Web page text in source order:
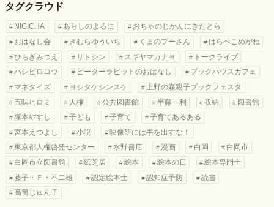
タグクラウド
NIGICHA あらしのよるに
おちゃのじかんにきたとら
おはなし会
きむらゆういち くまのプーさん
はらぺこめがね
ひらぎみつえ
サトシン スギヤマカナヨ
トークライブ
ハシビロコウ
ピーターラビットのおはなし
ブックハウスカフェ
マネタイズ
ヨシタケシンスケ
上野の森親子ブックフェスタ
五味ヒロミ
人権 公共図書館 半藤一利 収納
図書館
塚本やすし
子ども 子育て
子育てあるある
宮本えつよし
小説
映像研には手を出すな！
東京都人権啓発センター
水野書店 漫画 白岡
白岡市
白岡市立図書館
紙芝居 絵本 絵本の日
絵本専門士
藤子・Ｆ・不二雄
認定絵本士 認知症予防
読書
高畠じゅん子